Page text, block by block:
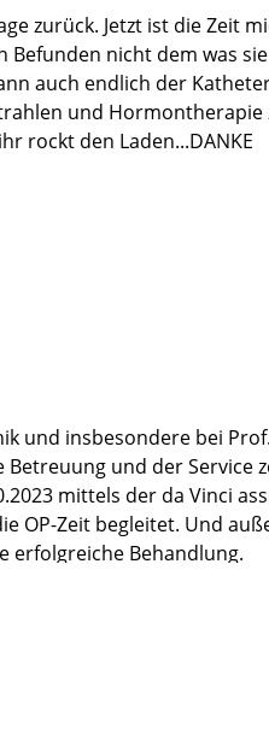
zurück. Jetzt ist die
nicht dem was
auch endlich der
und
rockt den Laden...DANKE
und insbesondere bei
und der Service
mittels der da Vinci
OP-Zeit begleitet. Und
erfolgreiche Behandlung.
in SPO hat mich beim